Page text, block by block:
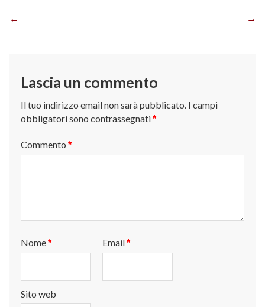
Navigazione
Lascia un commento
Il tuo indirizzo email non sarà pubblicato. I campi
obbligatori sono contrassegnati*
Commento *
Nome* Email*
Sito web